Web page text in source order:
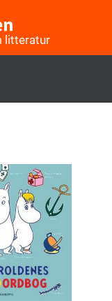
litteratur